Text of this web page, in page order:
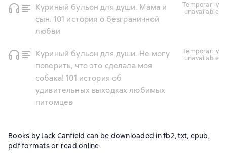
Куриный бульон для души. Мама и
сын. 101 история о безграничной
любви
temporarily
unavailable
Куриный бульон для души. Не могу
поверить, что это сделала моя
собака! 101 история об
удивительных выходках любимых
питомцев
temporarily
unavailable
Books by Jack Canfield can be downloaded in fb2, txt, epub,
pdf formats or read online.